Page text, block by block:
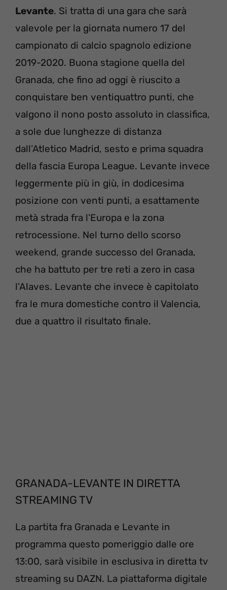
Levante. Si tratta di una gara che sarà
valevole per la giornata numero 17 del
campionato di calcio spagnolo edizione
2019-2020. Buona stagione quella del
Granada, che fino ad oggi è riuscito a
conquistare ben ventiquattro punti, che
valgono il nono posto assoluto in classifica,
a sole due lunghezze di distanza
dall’Atletico Madrid, sesto e prima squadra
della fascia Europa League. Levante invece
leggermente più in giù, in dodicesima
posizione con venti punti, a esattamente
metà strada fra l’Europa e la zona
retrocessione. Nel turno dello scorso
weekend, grande successo del Granada,
che ha battuto per tre reti a zero in casa
l’Alaves. Levante che invece è capitolato
fra le mura domestiche contro il Valencia,
due a quattro il risultato finale.
GRANADA-LEVANTE IN DIRETTA
STREAMING TV
La partita fra Granada e Levante in
programma questo pomeriggio dalle ore
13:00, sarà visibile in esclusiva in diretta tv
streaming su DAZN. La piattaforma digitale